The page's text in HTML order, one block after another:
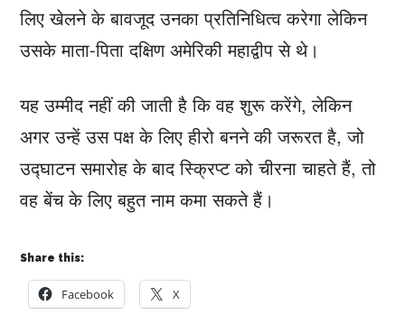
लिए खेलने के बावजूद उनका प्रतिनिधित्व करेगा लेकिन
उसके माता-पिता दक्षिण अमेरिकी महाद्वीप से थे।
यह उम्मीद नहीं की जाती है कि वह शुरू करेंगे, लेकिन
अगर उन्हें उस पक्ष के लिए हीरो बनने की जरूरत है, जो
उद्घाटन समारोह के बाद स्क्रिप्ट को चीरना चाहते हैं, तो
वह बेंच के लिए बहुत नाम कमा सकते हैं।
Share this:
Facebook X